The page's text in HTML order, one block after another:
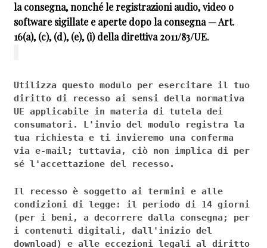
la consegna, nonché le registrazioni audio, video o
software sigillate e aperte dopo la consegna — Art.
16(a), (c), (d), (e), (i) della direttiva 2011/83/UE.
Utilizza questo modulo per esercitare il tuo
diritto di recesso ai sensi della normativa
UE applicabile in materia di tutela dei
consumatori. L'invio del modulo registra la
tua richiesta e ti invieremo una conferma
via e-mail; tuttavia, ciò non implica di per
sé l'accettazione del recesso.
Il recesso è soggetto ai termini e alle
condizioni di legge: il periodo di 14 giorni
(per i beni, a decorrere dalla consegna; per
i contenuti digitali, dall'inizio del
download) e alle eccezioni legali al diritto